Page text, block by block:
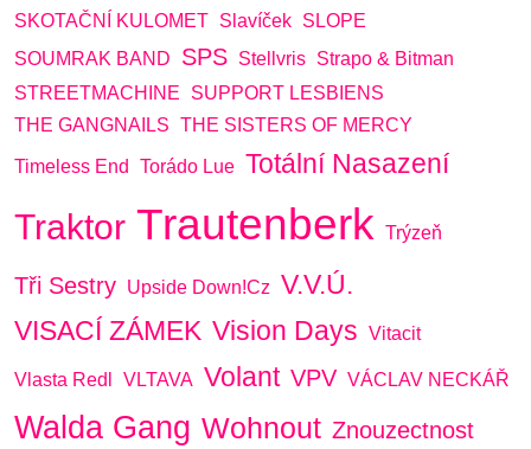
SKOTAČNÍ KULOMET Slavíček SLOPE
SOUMRAK BAND
SPS Stellvris Strapo & Bitman
STREETMACHINE
SUPPORT LESBIENS
THE GANGNAILS THE SISTERS OF MERCY
Timeless End Torádo Lue Totální Nasazení
Traktor Trautenberk Trýzeň
Tři Sestry Upside Down!cz V.V.Ú.
VISACÍ ZÁMEK Vision Days Vitacit
Vlasta Redl VLTAVA Volant VPV VÁCLAV NECKÁŘ
Walda Gang Wohnout Znouzectnost